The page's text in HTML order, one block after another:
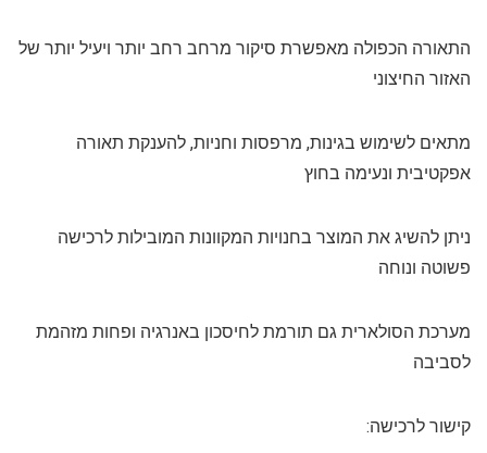
התאורה הכפולה מאפשרת סיקור מרחב רחב יותר ויעיל יותר של
האזור החיצוני
מתאים לשימוש בגינות, מרפסות וחניות, להענקת תאורה
אפקטיבית ונעימה בחוץ
ניתן להשיג את המוצר בחנויות המקוונות המובילות לרכישה
פשוטה ונוחה
מערכת הסולארית גם תורמת לחיסכון באנרגיה ופחות מזהמת
לסביבה
קישור לרכישה: